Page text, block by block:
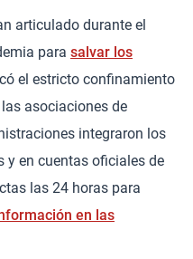
articulado durante el
para salvar los
el estricto confinamiento
asociaciones de
integraron los
y en cuentas oficiales de
las 24 horas para
en las